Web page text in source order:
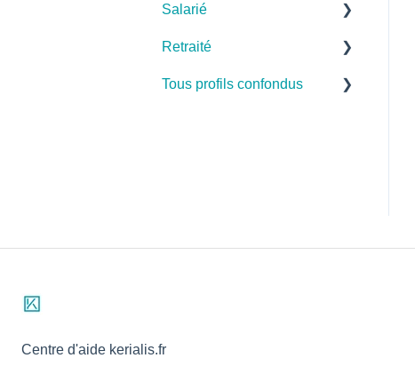
Salarié
Cas pratiques
Base de connaissances
Retraité
Cas pratiques
Tous profils confondus
Centre d'aide kerialis.fr